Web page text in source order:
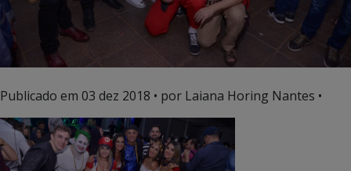
Publicado em 03 dez 2018 • por Laiana Horing Nantes •